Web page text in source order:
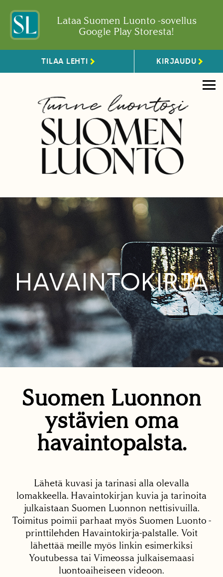
Lataa Suomen Luonto -sovellus
Google Play Storesta!
TILAA LEHTI KIRJAUDU
HAVAINTOKIRJA
Suomen Luonnon
ystävien oma
havaintopalsta.
Lähetä kuvasi ja tarinasi alla olevalla
lomakkeella. Havaintokirjan kuvia ja tarinoita
julkaistaan Suomen Luonnon nettisivuilla.
Toimitus poimii parhaat myös Suomen Luonto -
printtilehden Havaintokirja-palstalle. Voit
lähettää meille myös linkin esimerkiksi
Youtubessa tai Vimeossa julkaisemaasi
luontoaiheiseen videoon.